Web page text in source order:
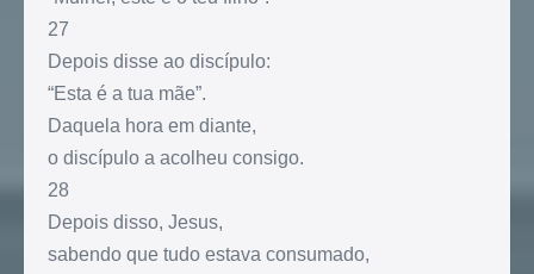
27
Depois disse ao discípulo:
“Esta é a tua mãe”.
Daquela hora em diante,
o discípulo a acolheu consigo.
28
Depois disso, Jesus,
sabendo que tudo estava consumado,